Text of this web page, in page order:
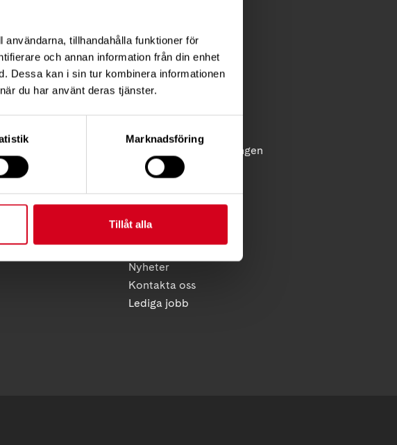
tillhandahålla funktioner för
och annan information från din enhet
Dessa kan i sin tur kombinera informationen
du har använt deras tjänster.
Marknadsföring
Tillåt alla
kvalitetskod
FÖR MEDLEMMAR
Förening
Diagnosstöd
Anhörigstöd
Juridiskt stöd
Reflex - medlemstidningen
Diagnosnytt
Kalender
Foreningsservice
Nyheter
Kontakta oss
Lediga jobb